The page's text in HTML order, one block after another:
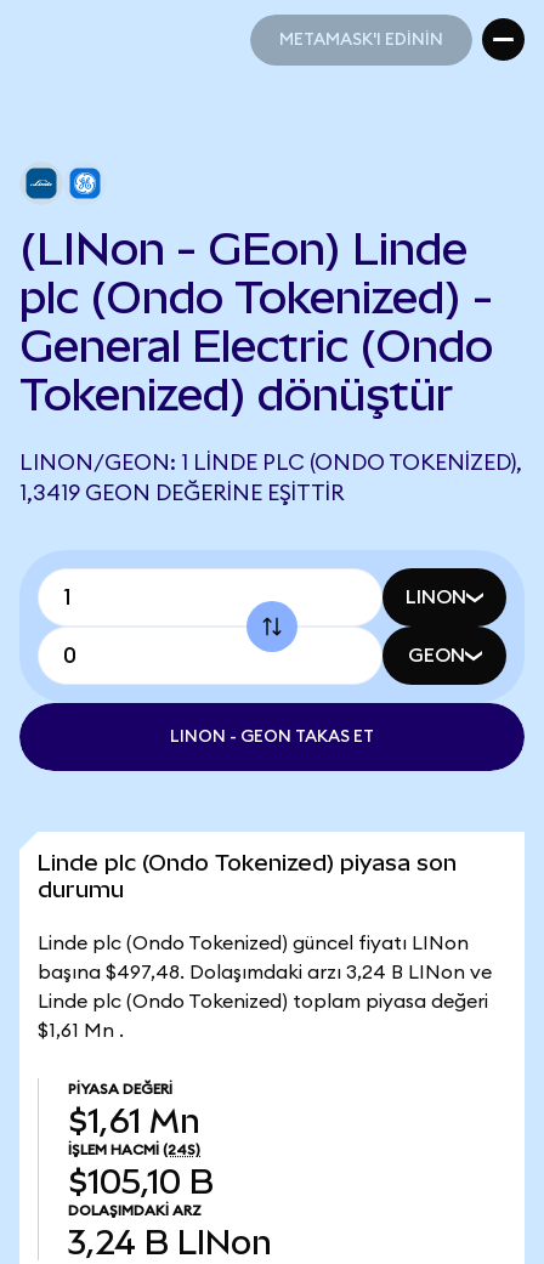
METAMASK'I EDİNİN
(LINon - GEon) Linde
plc (Ondo Tokenized) -
General Electric (Ondo
Tokenized) dönüştür
LINON/GEON: 1 LINDE PLC (ONDO TOKENIZED),
1,3419 GEON DEĞERINE EŞITTIR
LINON
GEON
LINON - GEON TAKAS ET
Linde plc (Ondo Tokenized) piyasa son
durumu
Linde plc (Ondo Tokenized) güncel fiyatı LINon
başına $497,48. Dolaşımdaki arzı 3,24 B LINon ve
Linde plc (Ondo Tokenized) toplam piyasa değeri
$1,61 Mn .
PIYASA DEĞERI
$1,61 Mn
İŞLEM HACMI (24S)
$105,10 B
DOLAŞIMDAKI ARZ
3,24 B LINon